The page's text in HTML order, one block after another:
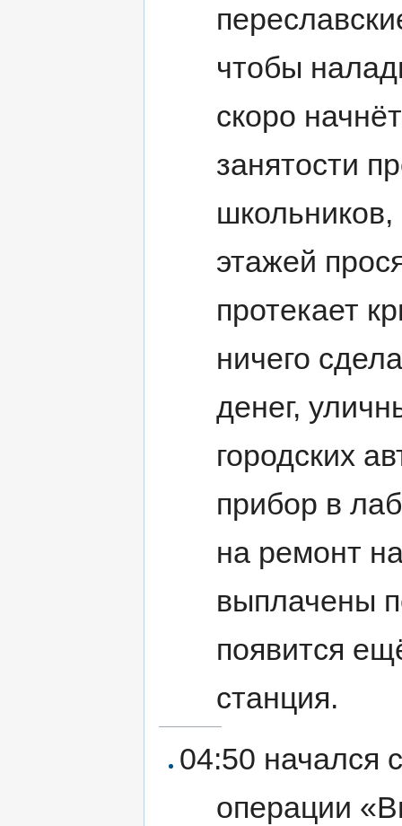
чтобы
скоро
занятости
этажей
протекает
ничего
денег,
городских
прибор в
на ремонт
выплачены
появится
станция.
04:50 начался
операции